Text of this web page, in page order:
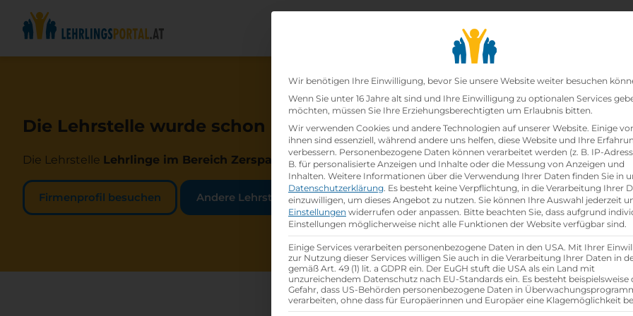
Lehrbetriebesearch
Die Lehrstelle wurde schon besetzt!
Die Lehrstelle Lehrlinge im Bereich Zerspanungstechnik (m/w/d)beiWatt Drive Antriebstechnik GmbH
Firmenprofil besuchen Andere Lehrstelle suchen
Datenschutz-
Wir benötigen Ihre Einwilligung, bevor Sie unsere Website weiter besuchen
Wenn Sie unter 16 Jahre alt sind und Ihre Einwilligung zu optionalen Services
möchten, müssen Sie Ihre Erziehungsberechtigten um Erlaubnis bitten.
Wir verwenden Cookies und andere Technologien auf unserer Website. Einige
ihnen sind essenziell, während andere uns helfen, diese Website und Ihre
verbessern. Personenbezogene Daten können verarbeitet werden (z. B. IP-
B. für personalisierte Anzeigen und Inhalte oder die Messung von Anzeigen und
Inhalten. Weitere Informationen über die Verwendung Ihrer Daten finden Sie in
Datenschutzerklärung. Es besteht keine Verpflichtung, in die Verarbeitung Ihrer
einzuwilligen, um dieses Angebot zu nutzen. Sie können Ihre Auswahl jederzeit
Einstellungen widerrufen oder anpassen. Bitte beachten Sie, dass aufgrund
Einstellungen möglicherweise nicht alle Funktionen der Website verfügbar sind.
Einige Services verarbeiten personenbezogene Daten in den USA. Mit Ihrer
zur Nutzung dieser Services willigen Sie auch in die Verarbeitung Ihrer Daten in
gemäß Art. 49 (1) lit. a GDPR ein. Der EuGH stuft die USA als ein Land mit
unzureichendem Datenschutz nach EU-Standards ein. Es besteht beispielsweise
Gefahr, dass US-Behörden personenbezogene Daten in
verarbeiten, ohne dass für Europäerinnen und Europäer eine Klagemöglichkeit